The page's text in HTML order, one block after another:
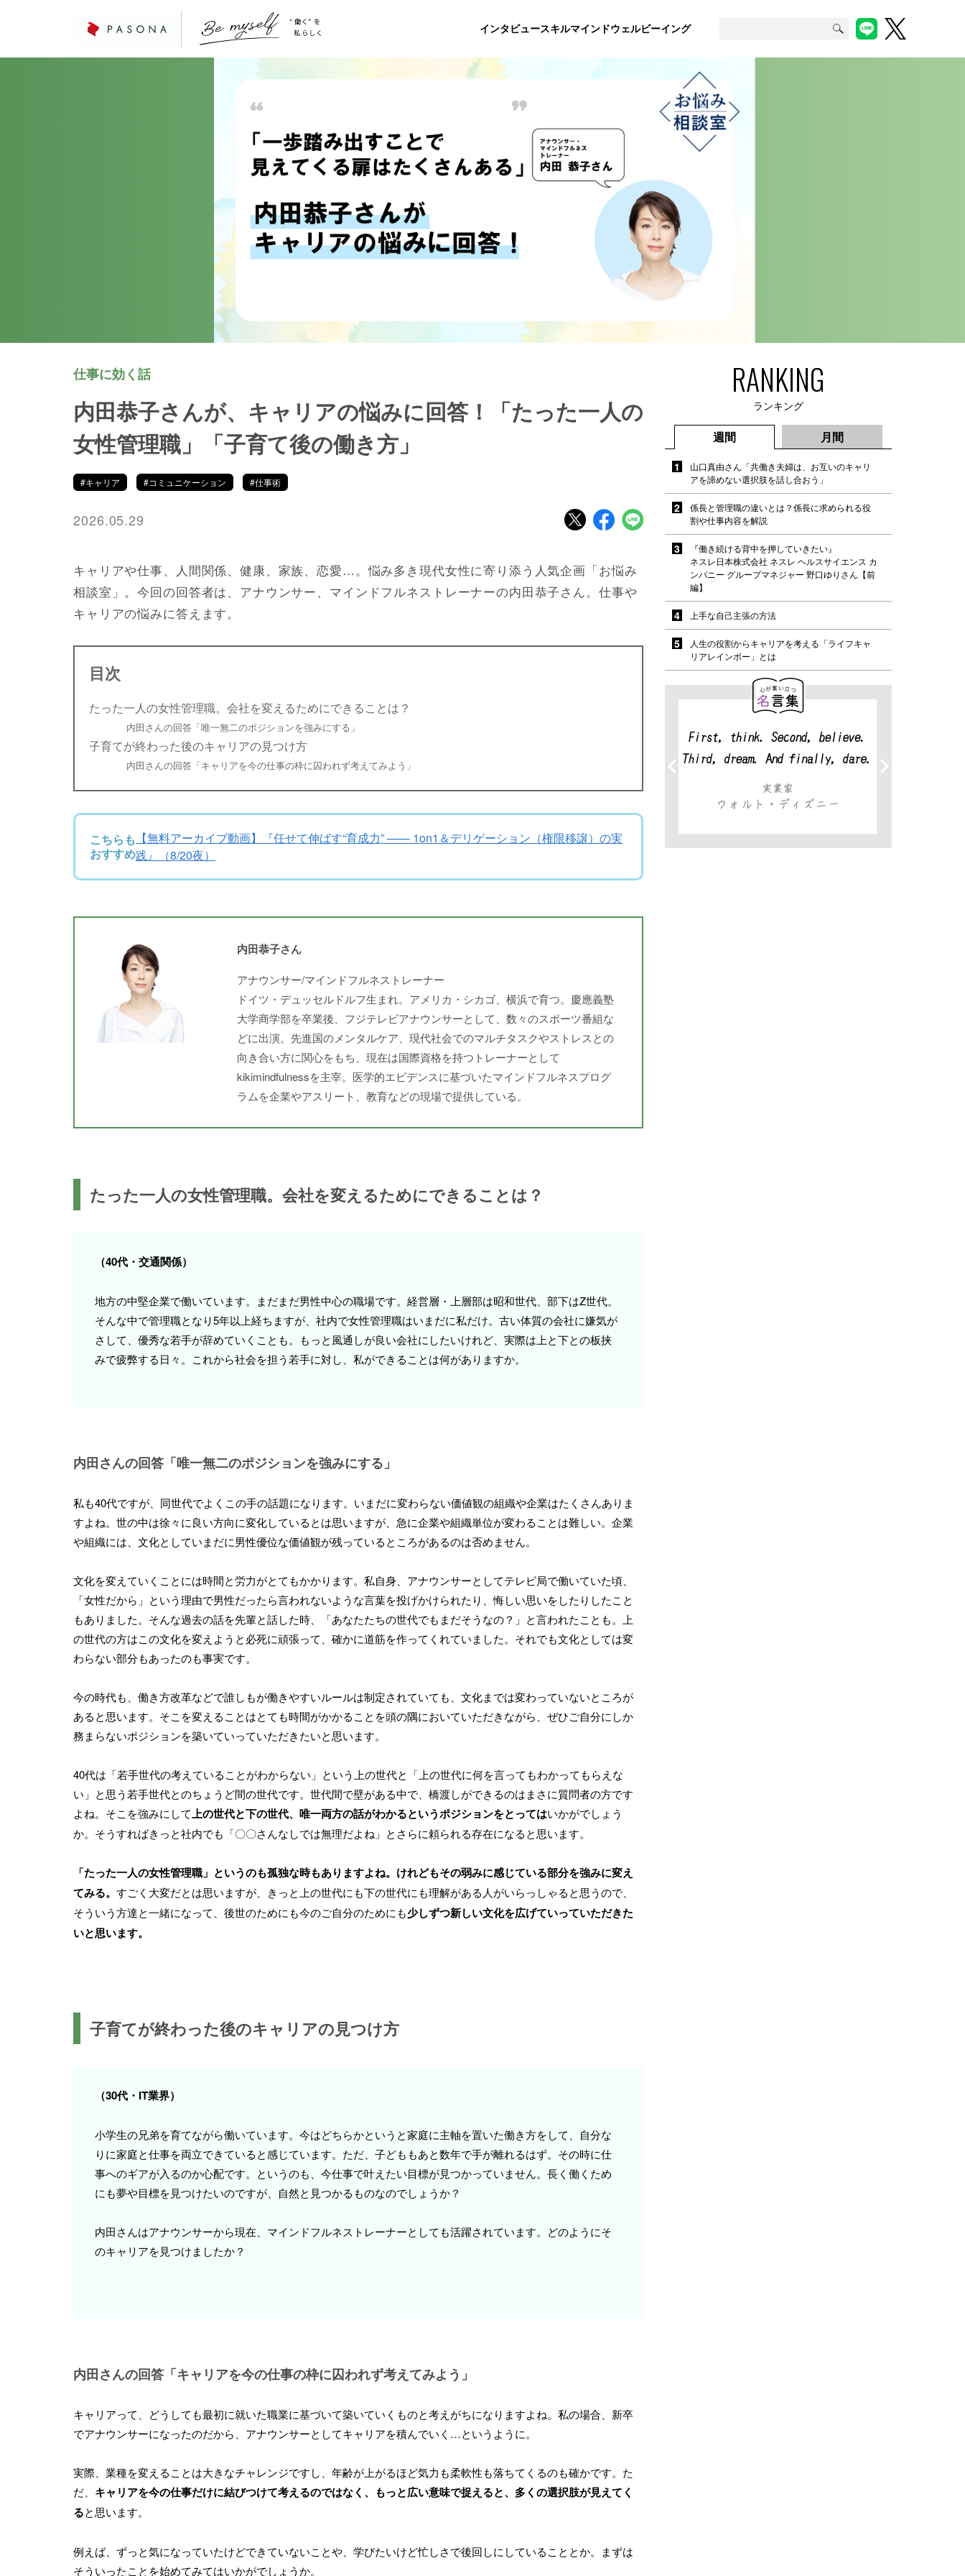
インタビュースキルマインドウェルビーイング
仕事に効く話
内田恭子さんが、キャリアの悩みに回答！「たった一人の
女性管理職」「子育て後の働き方」
#キャリア #コミュニケーション #仕事術
2026.05.29
キャリアや仕事、人間関係、健康、家族、恋愛…。悩み多き現代女性に寄り添う人気企画「お悩み
相談室」。今回の回答者は、アナウンサー、マインドフルネストレーナーの内田恭子さん。仕事や
キャリアの悩みに答えます。
目次
たった一人の女性管理職。会社を変えるためにできることは？
内田さんの回答「唯一無二のポジションを強みにする」
子育てが終わった後のキャリアの見つけ方
内田さんの回答「キャリアを今の仕事の枠に囚われず考えてみよう」
こちらも
おすすめ
【無料アーカイブ動画】『任せて伸ばす“育成力” —— 1on1＆デリゲーション（権限移譲）の実
践』（8/20夜）
内田恭子さん
アナウンサー/マインドフルネストレーナー
ドイツ・デュッセルドルフ生まれ。アメリカ・シカゴ、横浜で育つ。慶應義塾
大学商学部を卒業後、フジテレビアナウンサーとして、数々のスポーツ番組な
どに出演。先進国のメンタルケア、現代社会でのマルチタスクやストレスとの
向き合い方に関心をもち、現在は国際資格を持つトレーナーとして
kikimindfulnessを主宰。医学的エビデンスに基づいたマインドフルネスプログ
ラムを企業やアスリート、教育などの現場で提供している。
たった一人の女性管理職。会社を変えるためにできることは？
（40代・交通関係）
地方の中堅企業で働いています。まだまだ男性中心の職場です。経営層・上層部は昭和世代、部下はZ世代。
そんな中で管理職となり5年以上経ちますが、社内で女性管理職はいまだに私だけ。古い体質の会社に嫌気が
さして、優秀な若手が辞めていくことも。もっと風通しが良い会社にしたいけれど、実際は上と下との板挟
みで疲弊する日々。これから社会を担う若手に対し、私ができることは何がありますか。
内田さんの回答「唯一無二のポジションを強みにする」
私も40代ですが、同世代でよくこの手の話題になります。いまだに変わらない価値観の組織や企業はたくさんありま
すよね。世の中は徐々に良い方向に変化しているとは思いますが、急に企業や組織単位が変わることは難しい。企業
や組織には、文化としていまだに男性優位な価値観が残っているところがあるのは否めません。
文化を変えていくことには時間と労力がとてもかかります。私自身、アナウンサーとしてテレビ局で働いていた頃、
「女性だから」という理由で男性だったら言われないような言葉を投げかけられたり、悔しい思いをしたりしたこと
もありました。そんな過去の話を先輩と話した時、「あなたたちの世代でもまだそうなの？」と言われたことも。上
の世代の方はこの文化を変えようと必死に頑張って、確かに道筋を作ってくれていました。それでも文化としては変
わらない部分もあったのも事実です。
今の時代も、働き方改革などで誰しもが働きやすいルールは制定されていても、文化までは変わっていないところが
あると思います。そこを変えることはとても時間がかかることを頭の隅においていただきながら、ぜひご自分にしか
務まらないポジションを築いていっていただきたいと思います。
40代は「若手世代の考えていることがわからない」という上の世代と「上の世代に何を言ってもわかってもらえな
い」と思う若手世代とのちょうど間の世代です。世代間で壁がある中で、橋渡しができるのはまさに質問者の方です
よね。そこを強みにして上の世代と下の世代、唯一両方の話がわかるというポジションをとってはいかがでしょう
か。そうすればきっと社内でも「〇〇さんなしでは無理だよね」とさらに頼られる存在になると思います。
「たった一人の女性管理職」というのも孤独な時もありますよね。けれどもその弱みに感じている部分を強みに変え
てみる。 すごく大変だとは思いますが、きっと上の世代にも下の世代にも理解がある人がいらっしゃると思うので、
そういう方達と一緒になって、後世のためにも今のご自分のためにも少しずつ新しい文化を広げていっていただきた
いと思います。
子育てが終わった後のキャリアの見つけ方
（30代・IT業界）
小学生の兄弟を育てながら働いています。今はどちらかというと家庭に主軸を置いた働き方をして、自分な
りに家庭と仕事を両立できていると感じています。ただ、子どももあと数年で手が離れるはず。その時に仕
事へのギアが入るのか心配です。というのも、今仕事で叶えたい目標が見つかっていません。長く働くため
にも夢や目標を見つけたいのですが、自然と見つかるものなのでしょうか？
内田さんはアナウンサーから現在、マインドフルネストレーナーとしても活躍されています。どのようにそ
のキャリアを見つけましたか？
内田さんの回答「キャリアを今の仕事の枠に囚われず考えてみよう」
キャリアって、どうしても最初に就いた職業に基づいて築いていくものと考えがちになりますよね。私の場合、新卒
でアナウンサーになったのだから、アナウンサーとしてキャリアを積んでいく…というように。
実際、業種を変えることは大きなチャレンジですし、年齢が上がるほど気力も柔軟性も落ちてくるのも確かです。た
だ、 キャリアを今の仕事だけに結びつけて考えるのではなく、もっと広い意味で捉えると、多くの選択肢が見えてく
ると思います。
例えば、ずっと気になっていたけどできていないことや、学びたいけど忙しさで後回しにしていることとか。まずは
そういったことを始めてみてはいかがでしょうか。
RANKING
ランキング
週間 月間
山口真由さん「共働き夫婦は、お互いのキャリ
アを諦めない選択肢を話し合おう」
係長と管理職の違いとは？係長に求められる役
割や仕事内容を解説
『働き続ける背中を押していきたい』
ネスレ日本株式会社 ネスレ ヘルスサイエンス カ
ンパニー グループマネジャー 野口ゆりさん【前
編】
上手な自己主張の方法
人生の役割からキャリアを考える「ライフキャ
リアレインボー」とは